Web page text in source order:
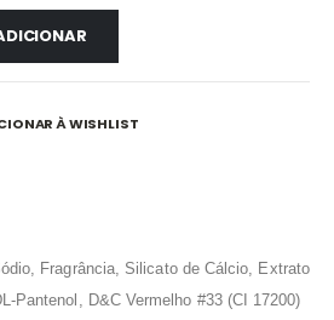
À WISHLIST
Fragrância, Silicato de Cálcio, Extrato
Pantenol, D&C Vermelho #33 (CI 17200)